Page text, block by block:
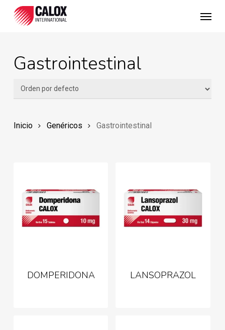
Gastrointestinal
Inicio Genéricos Gastrointestinal
DOMPERIDONA LANSOPRAZOL